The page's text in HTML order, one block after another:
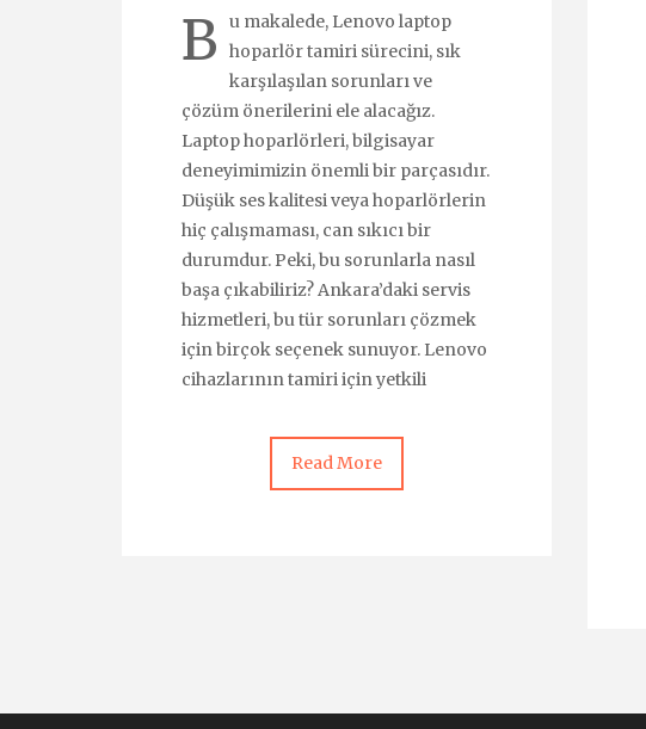
B
u makalede, Lenovo laptop
hoparlör tamiri sürecini, sık
karşılaşılan sorunları ve
çözüm önerilerini ele alacağız.
Laptop hoparlörleri, bilgisayar
deneyimimizin önemli bir parçasıdır.
Düşük ses kalitesi veya hoparlörlerin
hiç çalışmaması, can sıkıcı bir
durumdur. Peki, bu sorunlarla nasıl
başa çıkabiliriz? Ankara’daki servis
hizmetleri, bu tür sorunları çözmek
için birçok seçenek sunuyor. Lenovo
cihazlarının tamiri için yetkili
Read More